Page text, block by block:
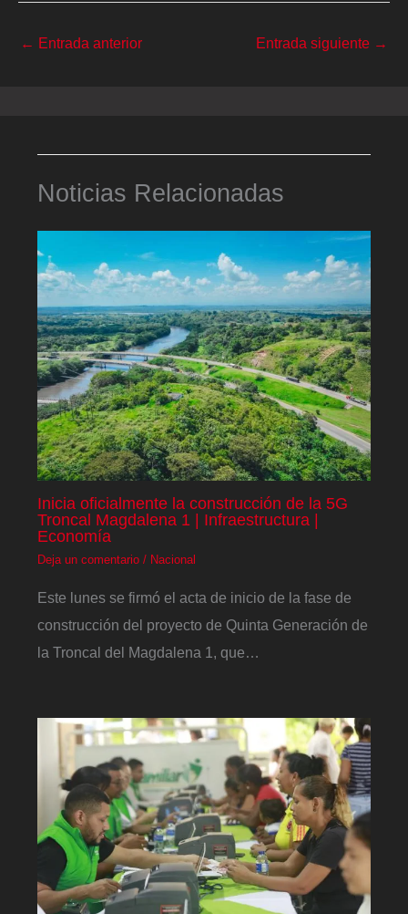
← Entrada anterior Entrada siguiente →
Noticias Relacionadas
Inicia oficialmente la construcción de la 5G
Troncal Magdalena 1 | Infraestructura |
Economía
Deja un comentario / Nacional
Este lunes se firmó el acta de inicio de la fase de
construcción del proyecto de Quinta Generación de
la Troncal del Magdalena 1, que…